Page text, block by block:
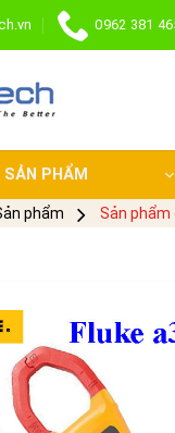
0962 381
SẢN PHẨM
phẩm Sản phẩm